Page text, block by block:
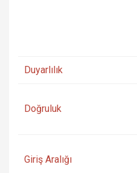
Duyarlılık
Doğruluk
Giriş Aralığı